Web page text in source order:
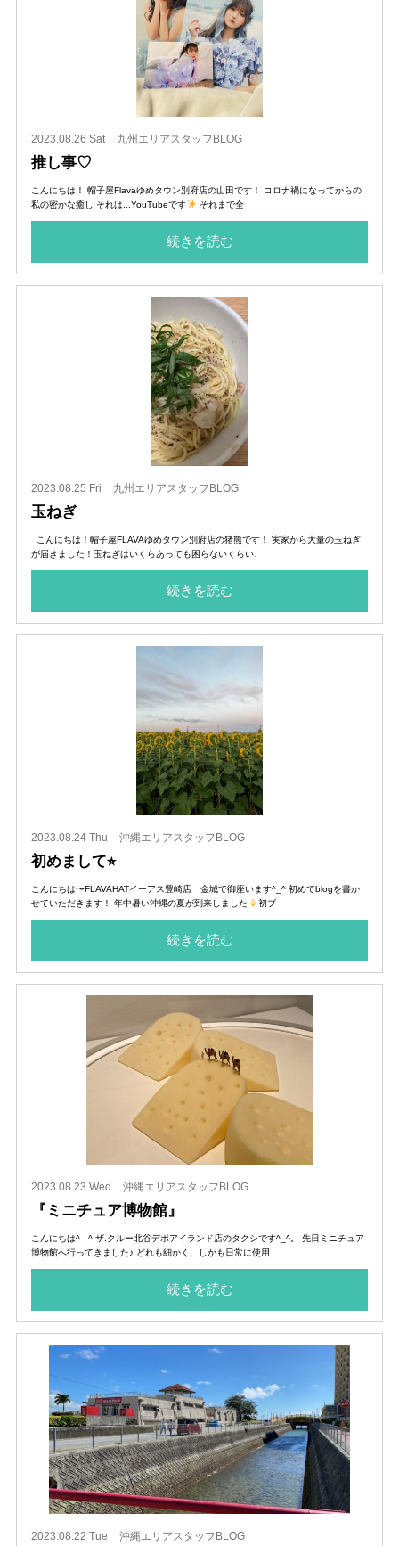
2023.08.26 Sat 九州エリアスタッフBLOG
推し事♡
こんにちは！ 帽子屋Flavaゆめタウン別府店の山田です！ コロナ禍になってからの
私の密かな癒し それは...YouTubeです
それまで全
続きを読む
2023.08.25 Fri 九州エリアスタッフBLOG
玉ねぎ
こんにちは！帽子屋FLAVAゆめタウン別府店の猪熊です！ 実家から大量の玉ねぎ
が届きました！玉ねぎはいくらあっても困らないくらい、
続きを読む
2023.08.24 Thu 沖縄エリアスタッフBLOG
初めまして⭐︎
こんにちは〜FLAVAHATイーアス豊崎店 金城で御座います^_^ 初めてblogを書か
せていただきます！ 年中暑い沖縄の夏が到来しました
初ブ
続きを読む
2023.08.23 Wed 沖縄エリアスタッフBLOG
『ミニチュア博物館』
こんにちは^ - ^ ザ.クルー北谷デポアイランド店のタクシです^_^。 先日ミニチュア
博物館へ行ってきました♪ どれも細かく、しかも日常に使用
続きを読む
2023.08.22 Tue 沖縄エリアスタッフBLOG